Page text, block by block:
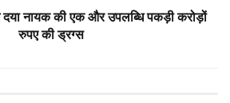
नायक की एक और उपलब्धि पकड़ी करोड़ों
रुपए की ड्रग्स